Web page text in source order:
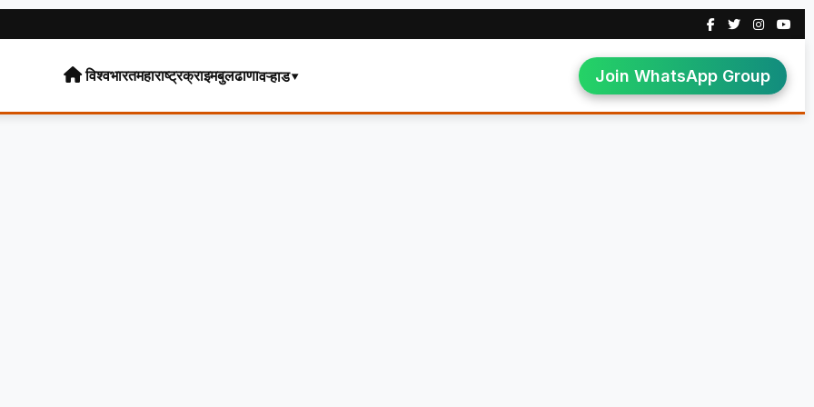
विश्वभारतमहाराष्ट्रक्राइमबुलढाणावऱ्हाड▾ Join WhatsApp Group